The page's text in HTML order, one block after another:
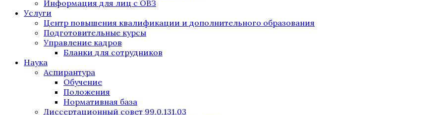
Информация для лиц с ОВЗ
Услуги
Центр повышения квалификации и дополнительного образования
Подготовительные курсы
Управление кадров
Бланки для сотрудников
Наука
Аспирантура
Обучение
Положения
Нормативная база
Диссертационный совет 99.0.131.03